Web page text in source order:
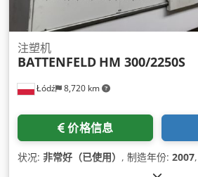
Łódź 8,720 km
注塑机
BATTENFELD HM 300/2250S
价格信息
状况: 非常好（已使用） , 制造年份: 2007,